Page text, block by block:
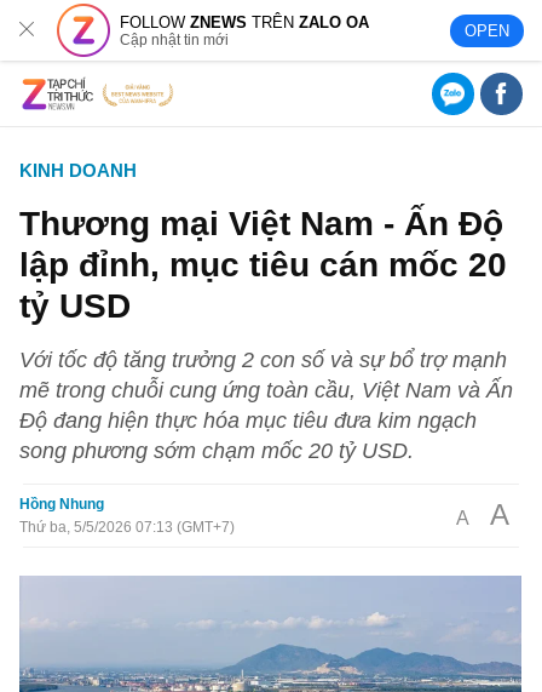
FOLLOWZNEWS TRÊNZALO OA
Cập nhật tin mới OPEN
KINH DOANH
Thương mại Việt Nam - Ấn Độ
lập đỉnh, mục tiêu cán mốc 20
tỷ USD
Với tốc độ tăng trưởng 2 con số và sự bổ trợ mạnh
mẽ trong chuỗi cung ứng toàn cầu, Việt Nam và Ấn
Độ đang hiện thực hóa mục tiêu đưa kim ngạch
song phương sớm chạm mốc 20 tỷ USD.
Hồng Nhung
Thứ ba, 5/5/2026 07:13 (GMT+7)
A A